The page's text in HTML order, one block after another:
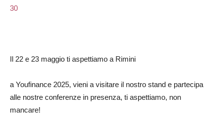
30
Il 22 e 23 maggio ti aspettiamo a Rimini
a Youfinance 2025, vieni a visitare il nostro stand e partecipa
alle nostre conferenze in presenza, ti aspettiamo, non
mancare!